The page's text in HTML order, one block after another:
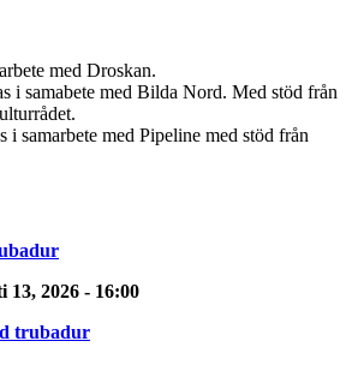
med Droskan.
i samabete med Bilda Nord. Med stöd från
i samarbete med Pipeline med stöd från
13, 2026 - 16:00
trubadur